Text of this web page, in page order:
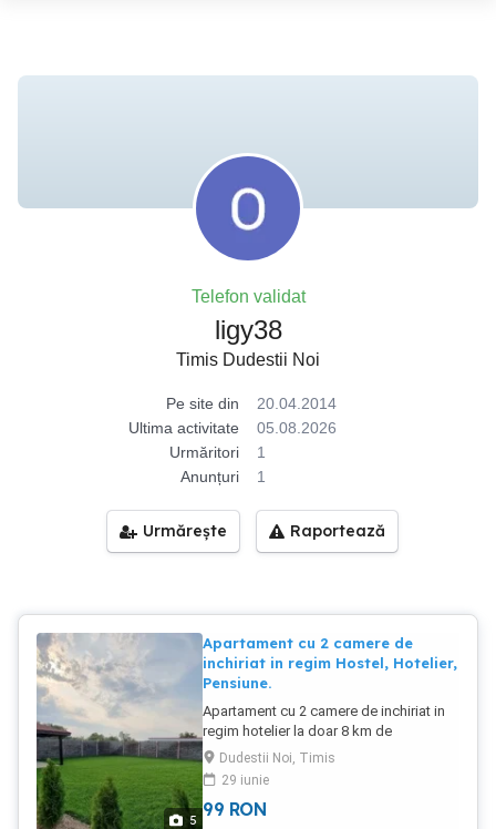
Telefon validat
ligy38
Timis Dudestii Noi
Pe site din
20.04.2014
Ultima activitate
05.08.2026
Urmăritori
1
Anunțuri
1
Urmărește Raportează
5
Apartament cu 2 camere de
inchiriat in regim Hostel, Hotelier,
Pensiune.
Apartament cu 2 camere de inchiriat in
regim hotelier la doar 8 km de
Timisoara. La proprietate gasiti toate
conditile de care aveti nevoie, loc de
parcare asigurat, curte + parc generos.
Pretul este 99 lei zi Se poate inchiria si 1
Dudestii Noi, Timis
29 iunie
99 RON